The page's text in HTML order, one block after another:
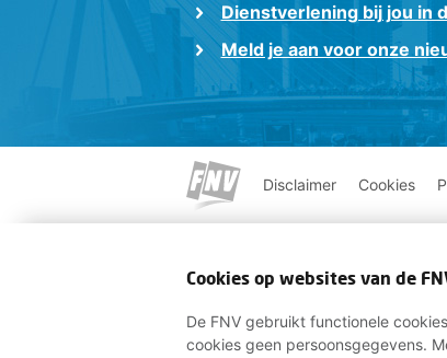
Dienstverlening bij jou in
Meld je aan voor onze
Disclaimer Cookies
Cookies op websites van de
De FNV gebruikt functionele
cookies geen persoonsgegevens.